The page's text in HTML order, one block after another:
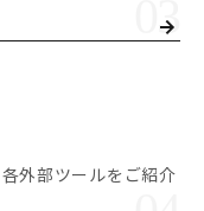
外部ツールをご紹介